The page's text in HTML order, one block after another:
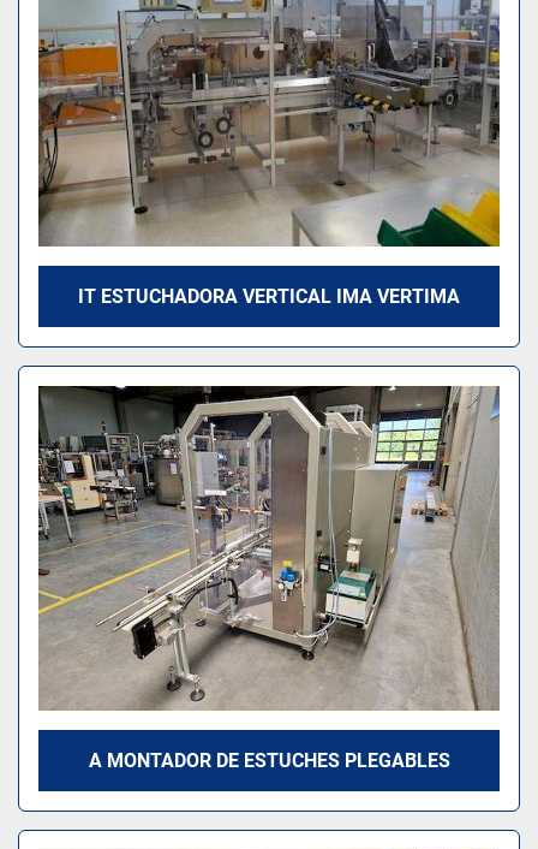
IT ESTUCHADORA VERTICAL IMA VERTIMA
A MONTADOR DE ESTUCHES PLEGABLES